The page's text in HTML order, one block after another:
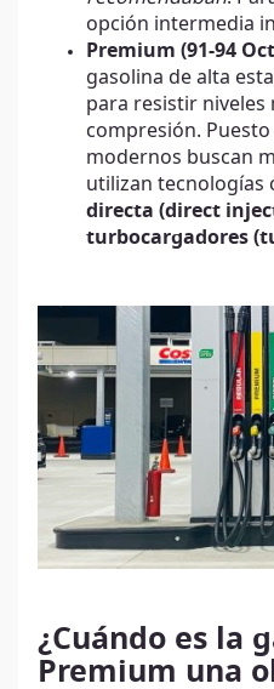
opción intermedia
Premium (91-94
gasolina de alta
para resistir niveles
compresión.
modernos buscan
utilizan tecnologías
directa (direct
turbocargadores
¿Cuándo es la
Premium una